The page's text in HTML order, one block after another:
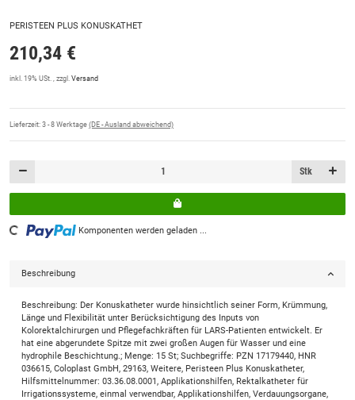
PERISTEEN PLUS KONUSKATHET
210,34 €
inkl. 19% USt. , zzgl. Versand
Lieferzeit: 3 - 8 Werktage (DE - Ausland abweichend)
Stk
Loading... Komponenten werden geladen ...
Beschreibung
Beschreibung: Der Konuskatheter wurde hinsichtlich seiner Form, Krümmung,
Länge und Flexibilität unter Berücksichtigung des Inputs von
Kolorektalchirurgen und Pflegefachkräften für LARS-Patienten entwickelt. Er
hat eine abgerundete Spitze mit zwei großen Augen für Wasser und eine
hydrophile Beschichtung.; Menge: 15 St; Suchbegriffe: PZN 17179440, HNR
036615, Coloplast GmbH, 29163, Weitere, Peristeen Plus Konuskatheter,
Hilfsmittelnummer: 03.36.08.0001, Applikationshilfen, Rektalkatheter für
Irrigationssysteme, einmal verwendbar, Applikationshilfen, Verdauungsorgane,